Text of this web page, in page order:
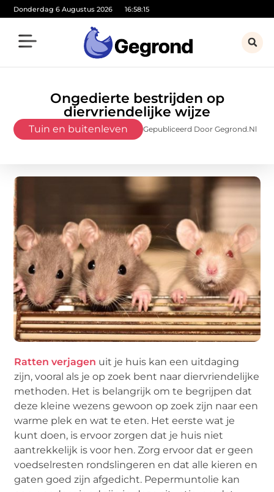
Donderdag 6 Augustus 2026 16:58:17
Ongedierte bestrijden op
diervriendelijke wijze
Tuin en buitenleven Gepubliceerd Door Gegrond.nl
Ratten verjagen uit je huis kan een uitdaging
zijn, vooral als je op zoek bent naar diervriendelijke
methoden. Het is belangrijk om te begrijpen dat
deze kleine wezens gewoon op zoek zijn naar een
warme plek en wat te eten. Het eerste wat je
kunt doen, is ervoor zorgen dat je huis niet
aantrekkelijk is voor hen. Zorg ervoor dat er geen
voedselresten rondslingeren en dat alle kieren en
gaten goed zijn afgedicht. Pepermuntolie kan